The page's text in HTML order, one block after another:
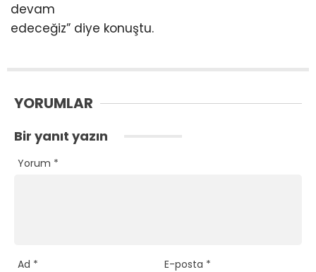
devam
edeceğiz” diye konuştu.
YORUMLAR
Bir yanıt yazın
Yorum *
Ad * E-posta *